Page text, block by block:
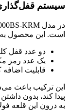
سیستم
است. این محصول به
دو عدد قفل
یک عدد رمز
قابلیت
این ترکیب باعث
پیدا کند، بدون
به درون این قلعه